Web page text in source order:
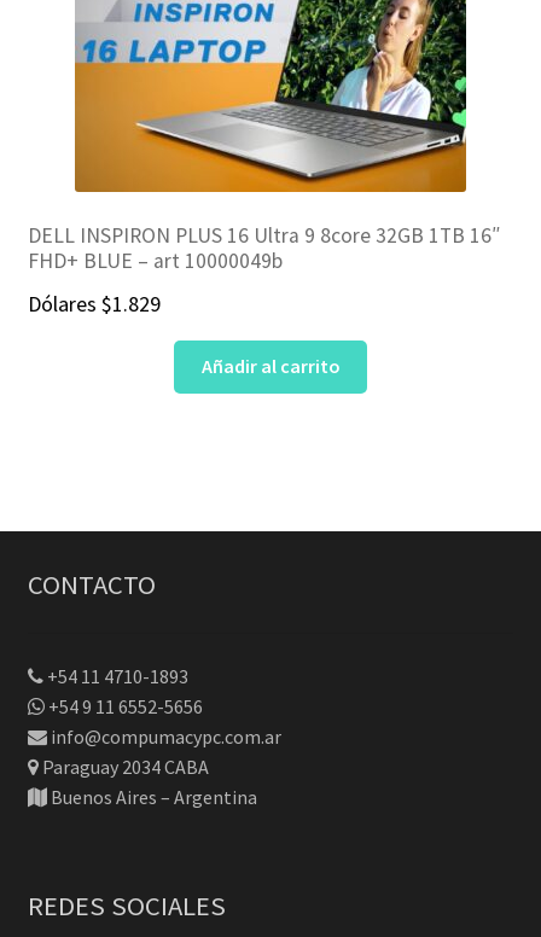
DELL INSPIRON PLUS 16 Ultra 9 8core 32GB 1TB 16″
FHD+ BLUE – art 10000049b
Dólares $1.829
Añadir al carrito
CONTACTO
+54 11 4710-1893
+54 9 11 6552-5656
info@compumacypc.com.ar
Paraguay 2034 CABA
Buenos Aires – Argentina
REDES SOCIALES